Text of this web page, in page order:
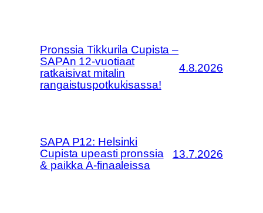
Pronssia Tikkurila Cupista –
SAPAn 12-vuotiaat
ratkaisivat mitalin
rangaistuspotkukisassa!
4.8.2026
SAPA P12: Helsinki
Cupista upeasti pronssia
& paikka A-finaaleissa
13.7.2026